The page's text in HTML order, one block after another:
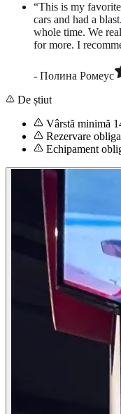
“This is my
cars and had a
whole time. We
for more. I
- Полина Ромеус
De știut
Vârstă minimă
Rezervare
Echipament